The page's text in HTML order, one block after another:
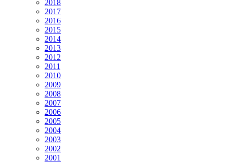
2018
2017
2016
2015
2014
2013
2012
2011
2010
2009
2008
2007
2006
2005
2004
2003
2002
2001